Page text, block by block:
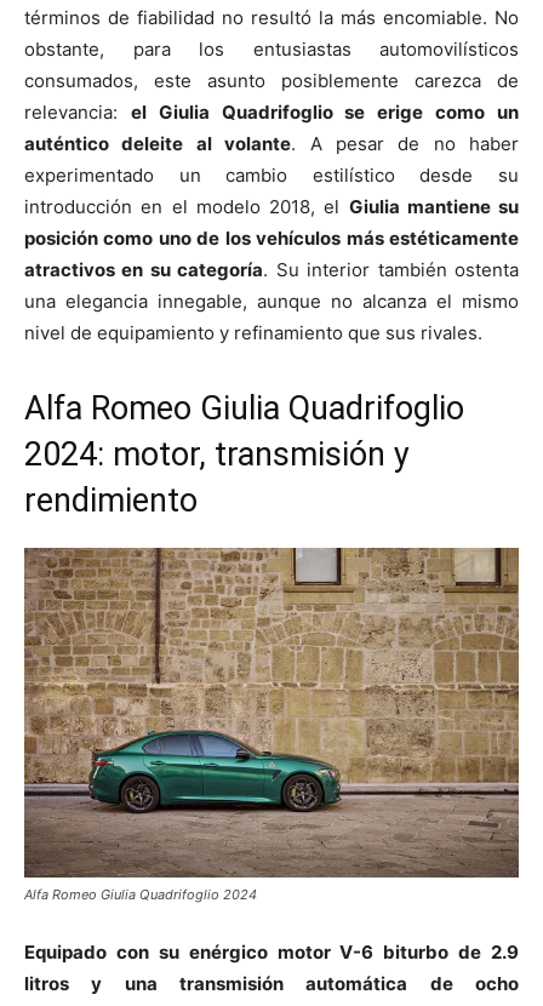
términos de fiabilidad no resultó la más encomiable. No
obstante, para los entusiastas automovilísticos
consumados, este asunto posiblemente carezca de
relevancia: el Giulia Quadrifoglio se erige como un
auténtico deleite al volante. A pesar de no haber
experimentado un cambio estilístico desde su
introducción en el modelo 2018, el Giulia mantiene su
posición como uno de los vehículos más estéticamente
atractivos en su categoría. Su interior también ostenta
una elegancia innegable, aunque no alcanza el mismo
nivel de equipamiento y refinamiento que sus rivales.
Alfa Romeo Giulia Quadrifoglio
2024: motor, transmisión y
rendimiento
Alfa Romeo Giulia Quadrifoglio 2024
Equipado con su enérgico motor V-6 biturbo de 2.9
litros y una transmisión automática de ocho